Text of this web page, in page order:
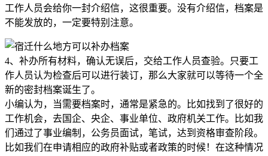
工作人员会给你一封介绍信，这很重要。没有介绍信，档案是
不能发放的，一定要特别注意。
4、补办所有材料，确认无误后，交给工作人员查验。只要工
作人员认为检查后可以进行装订，那么大家就可以等待一个全
新的密封档案诞生了。
小编认为，当需要档案时，通常是紧急的。比如找到了很好的
工作机会，去国企、央企、事业单位、政府机关工作。比如我
们通过了事业编制，公务员面试，笔试，达到资格审查阶段。
比如我们在申请相应的政府补贴或者政策的时候！在这种情况